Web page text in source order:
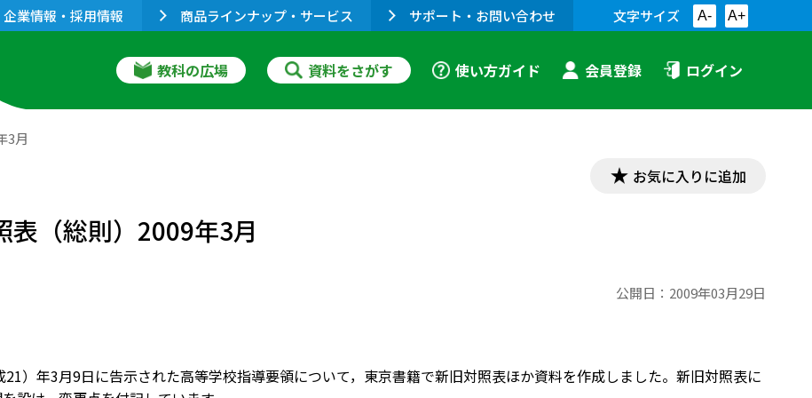
企業情報・採用情報 商品ラインナップ・サービス サポート・お問い合わせ 文字サイズ A- A+
教科の広場 資料をさがす 使い方ガイド 会員登録 ログイン
3月
お気に入りに追加
（総則）2009年3月
公開日： 2009年03月29日
21）年3月9日に告示された高等学校指導要領について，東京書籍で新旧対照表ほか資料を作成しました。新旧対照表に